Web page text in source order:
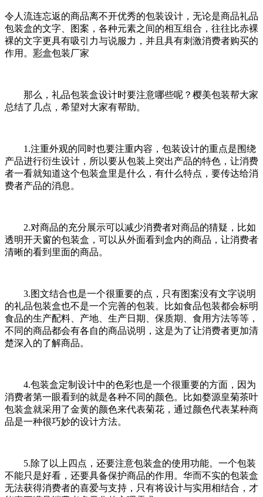
令人流连忘返的商品离不开优秀的包装设计，无论是商品礼品
包装盒的文字、图案，各种元素之间的相互组合，往往比赤裸
裸的文字更具有吸引力与说服力，并且具有刺激消费者购买的
作用。 彩盒包装厂家
那么，礼品包装盒设计时要注意哪些呢？樱美包装帮大家
总结了几点，希望对大家有帮助。
1.注重外观的同时也要注重内容，包装设计的重点是围绕
产品进行衍生设计，所以要从包装上突出产品的特色，让消费
者一看就知道这个包装盒里是什么，有什么特点，要传达给消
费者产品的消息。
2.对商品的充分展示可以减少消费者对商品的猜疑，比如
透明开天窗的包装盒，可以从外面看到盒内的商品，让消费者
清晰的看到里面的商品。
3.图文结合也是一个很重要的点，只有图案没有文字说明
的礼品包装盒也不是一个完善的包装。比如食品包装都会标明
食品的生产配料、产地、生产日期、保质期、食用方法等等，
不同的商品都会有各自的商品说明，这是为了让消费者更加清
楚深入的了解商品。
4.包装盒定制设计中的色彩也是一个很重要的方面，因为
消费者第一眼看到的就是各种不同的颜色。比如婺源皇菊茶叶
包装盒就采用了金黄的颜色来代表菊花，通过颜色代表某种商
品是一种很巧妙的设计方法。
5.除了以上四点，还要注意包装盒的使用功能。一个包装
不能只是好看，还要具备保护商品的作用。华而不实的包装盒
无法获得消费者的喜爱与支持，只有将设计与实用相结合，才